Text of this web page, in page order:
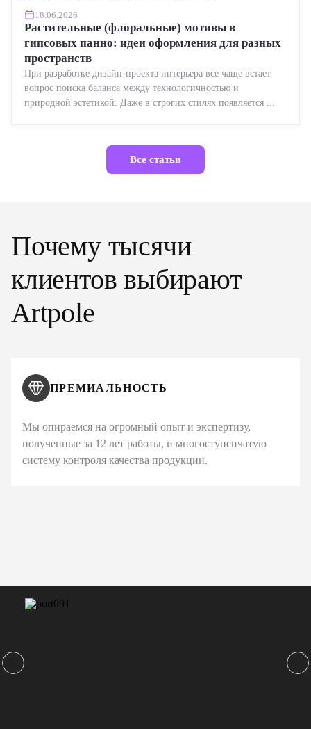
18.06.2026
Растительные (флоральные) мотивы в
гипсовых панно: идеи оформления для разных
пространств
При разработке дизайн-проекта интерьера все чаще встает
вопрос поиска баланса между технологичностью и
природной эстетикой. Даже в строгих стилях появляется ...
Все статьи
Почему тысячи
клиентов выбирают
Artpole
ПРЕМИАЛЬНОСТЬ
Мы опираемся на огромный опыт и экспертизу,
полученные за 12 лет работы, и многоступенчатую
систему контроля качества продукции.